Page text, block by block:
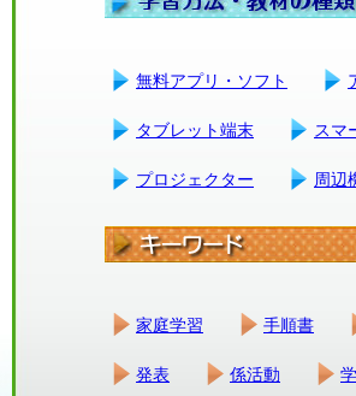
無料アプリ・ソフト
タブレット端末 スマ
プロジェクター 周辺
家庭学習 手順書
発表 係活動